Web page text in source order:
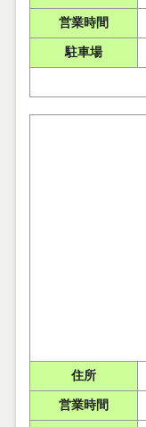
営業時間
駐車場
住所
営業時間